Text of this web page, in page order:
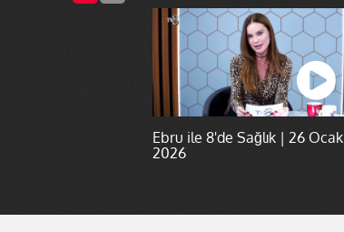
Ebru ile 8'de Sağlık | 26 Ocak
2026